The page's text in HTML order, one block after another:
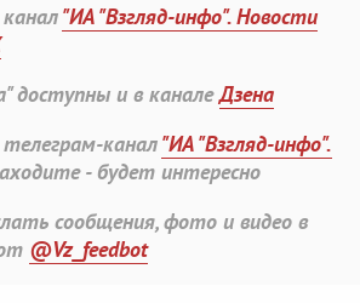
"ИА "Взгляд-инфо". Новости
доступны и в каналеДзена
канал"ИА "Взгляд-инфо".
- будет интересно
сообщения, фото и видео в
@Vz_feedbot